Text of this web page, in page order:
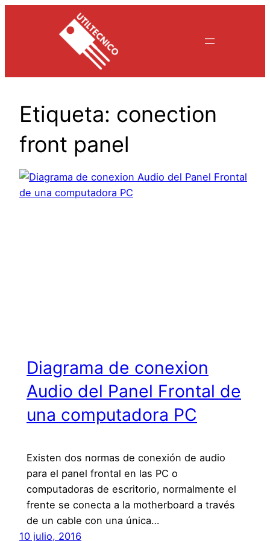
Etiqueta: conection
front panel
Diagrama de conexion
Audio del Panel Frontal de
una computadora PC
Existen dos normas de conexión de audio
para el panel frontal en las PC o
computadoras de escritorio, normalmente el
frente se conecta a la motherboard a través
de un cable con una única…
10 julio, 2016